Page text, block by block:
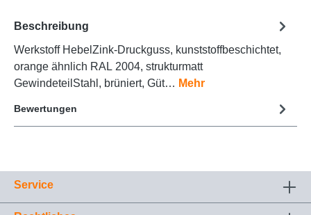
Beschreibung
Werkstoff HebelZink-Druckguss, kunststoffbeschichtet,
orange ähnlich RAL 2004, strukturmatt
GewindeteilStahl, brüniert, Güt… Mehr
Bewertungen
Service